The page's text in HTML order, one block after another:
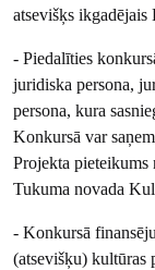
atsevišķs
- Piedalīties
juridiska persona,
persona, kura
Konkursā var
Projekta pieteikums
Tukuma novada
- Konkursā
(atsevišķu) kultūras